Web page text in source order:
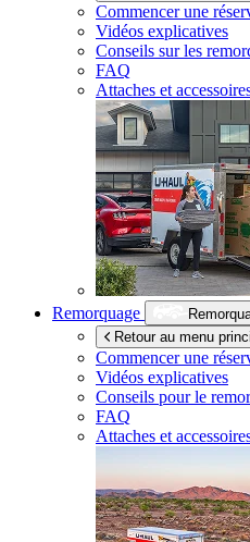
Commencer une
Vidéos explicatives
Conseils sur les
FAQ
Attaches et
Remorquage
Retour au menu
Commencer une
Vidéos explicatives
Conseils pour le
FAQ
Attaches et